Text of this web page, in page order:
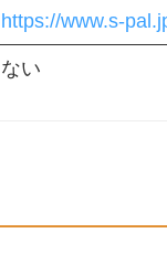
https://www.s-
ない